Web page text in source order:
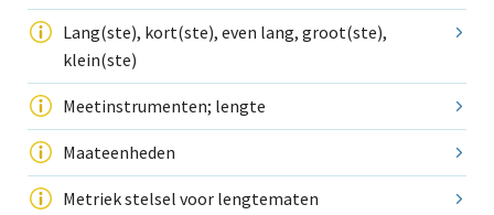
Lang(ste), kort(ste), even lang, groot(ste),
klein(ste)
Meetinstrumenten; lengte
Maateenheden
Metriek stelsel voor lengtematen